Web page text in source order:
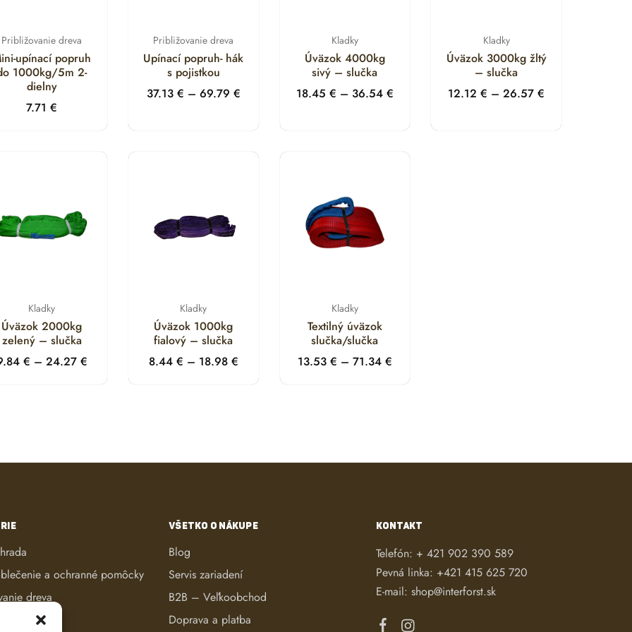
na ochranu. Textil je citlivý na prerezanie o ostré hrany. Vždy používajte ochranné rohy alebo návleky, aby
popruhy slúžili bezpečne dlhé roky.
Približovanie dreva
upínací popruh
1000kg/5m 2-
dielny
7.71€
Približovanie dreva
Upínací popruh- hák
s pojistkou
37.13 € – 69.79 €
Kladky
Úväzok 4000kg
sivý – slučka
18.45 € – 36.54 €
Kladky
Úväzok 3000kg žltý
– slučka
12.12€ – 26.57€
Kladky
Úväzok 2000kg
zelený – slučka
€ – 24.27 €
Kladky
Úväzok 1000kg
fialový – slučka
8.44 € – 18.98 €
Kladky
Textilný úväzok
slučka/slučka
13.53 € – 71.34 €
a ochranné pomôcky
dreva
kosačky
VŠETKO O NÁKUPE
Blog
Servis zariadení
B2B – Veľkoobchod
Doprava a platba
KONTAKT
Telefón: + 421 902 390 589
Pevná linka: +421 415 625 720
E-mail: shop@interforst.sk